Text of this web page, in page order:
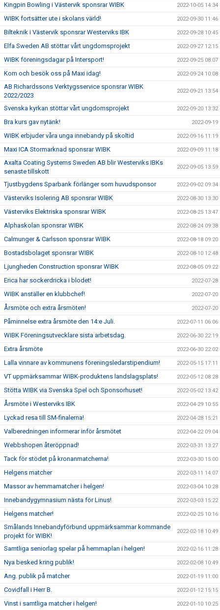
Kingpin Bowling i Västervik sponsrar WIBK 2022-10-05 14:34
WIBK fortsätter ute i skolans värld! 2022-09-30 11:46
Bilteknik i Västervik sponsrar Westerviks IBK 2022-09-28 10:45
Elfa Sweden AB stöttar vårt ungdomsprojekt 2022-09-27 12:15
WIBK föreningsdagar på Intersport! 2022-09-25 08:07
Kom och besök oss på Maxi idag! 2022-09-24 10:08
AB Richardssons Verktygsservice sponsrar WIBK
2022/2023
2022-09-21 13:54
Svenska kyrkan stöttar vårt ungdomsprojekt 2022-09-20 13:32
Bra kurs gav nytänk! 2022-09-19
WIBK erbjuder våra unga innebandy på skoltid 2022-09-16 11:19
Maxi ICA Stormarknad sponsrar WIBK 2022-09-09 11:18
Axalta Coating Systems Sweden AB blir Westerviks IBKs
senaste tillskott
2022-09-05 13:59
Tjustbygdens Sparbank förlänger som huvudsponsor 2022-09-02 09:34
Västerviks Isolering AB sponsrar WIBK 2022-08-30 13:30
Västerviks Elektriska sponsrar WIBK 2022-08-25 13:47
Alphaskolan sponsrar WIBK 2022-08-24 09:38
Calmunger & Carlsson sponsrar WIBK 2022-08-18 09:20
Bostadsbolaget sponsrar WIBK 2022-08-10 12:48
Ljungheden Construction sponsrar WIBK 2022-08-05 09:22
Erica har sockerdricka i blodet! 2022-07-28
WIBK anställer en klubbchef! 2022-07-20
Årsmöte och extra årsmöten! 2022-07-20
Påminnelse extra årsmöte den 14:e Juli. 2022-07-11 06:06
WIBK Föreningsutvecklare sista arbetsdag. 2022-06-30 22:19
Extra årsmöte 2022-06-30 22:02
Lalla vinnare av kommunens föreningsledarstipendium! 2022-05-15 17:11
VT uppmärksammar WIBK-produktens landslagsplats! 2022-05-12 08:28
Stötta WIBK via Svenska Spel och Sponsorhuset! 2022-05-02 13:42
Årsmöte i Westerviks IBK 2022-04-29 10:55
Lyckad resa till SM-finalerna! 2022-04-28 15:21
Valberedningen informerar inför årsmötet 2022-04-22 09:04
Webbshopen återöppnad! 2022-03-31 13:27
Tack för stödet på kronanmatcherna! 2022-03-30 15:00
Helgens matcher 2022-03-11 14:07
Massor av hemmamatcher i helgen! 2022-03-04 10:28
Innebandygymnasium nästa för Linus! 2022-03-03 15:22
Helgens matcher! 2022-02-25 10:16
Smålands Innebandyförbund uppmärksammar kommande
projekt för WIBK!
2022-02-18 10:49
Samtliga seniorlag spelar på hemmaplan i helgen! 2022-02-16 11:28
Nya besked kring publik! 2022-02-08 10:49
Ang. publik på matcher 2022-01-19 11:00
Covidfall i Herr B. 2022-01-12 15:15
Vinst i samtliga matcher i helgen! 2022-01-10 10:25